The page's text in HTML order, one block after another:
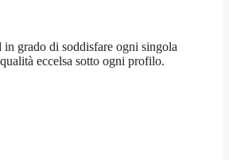
in grado di soddisfare ogni singola
eccelsa sotto ogni profilo.